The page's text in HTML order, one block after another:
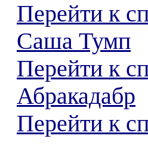
Перейти к
Саша Тумп
Перейти к
Абракадабр
Перейти к